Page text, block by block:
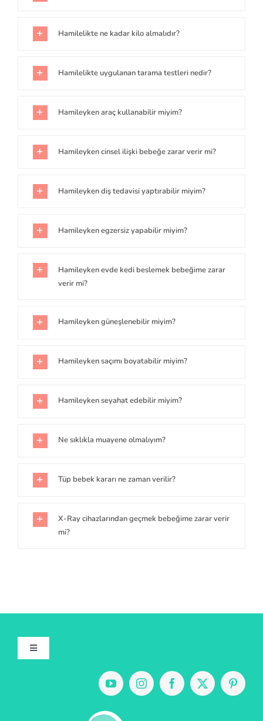
Hamilelikte ne kadar kilo almalıdır?
Hamilelikte uygulanan tarama testleri nedir?
Hamileyken araç kullanabilir miyim?
Hamileyken cinsel ilişki bebeğe zarar verir mi?
Hamileyken diş tedavisi yaptırabilir miyim?
Hamileyken egzersiz yapabilir miyim?
Hamileyken evde kedi beslemek bebeğime zarar
verir mi?
Hamileyken güneşlenebilir miyim?
Hamileyken saçımı boyatabilir miyim?
Hamileyken seyahat edebilir miyim?
Ne sıklıkla muayene olmalıyım?
Tüp bebek kararı ne zaman verilir?
X-Ray cihazlarından geçmek bebeğime zarar verir
mi?
Toggle